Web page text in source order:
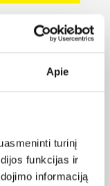
Apie
turinį
funkcijas ir
informaciją